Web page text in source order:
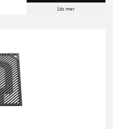
Läs mer